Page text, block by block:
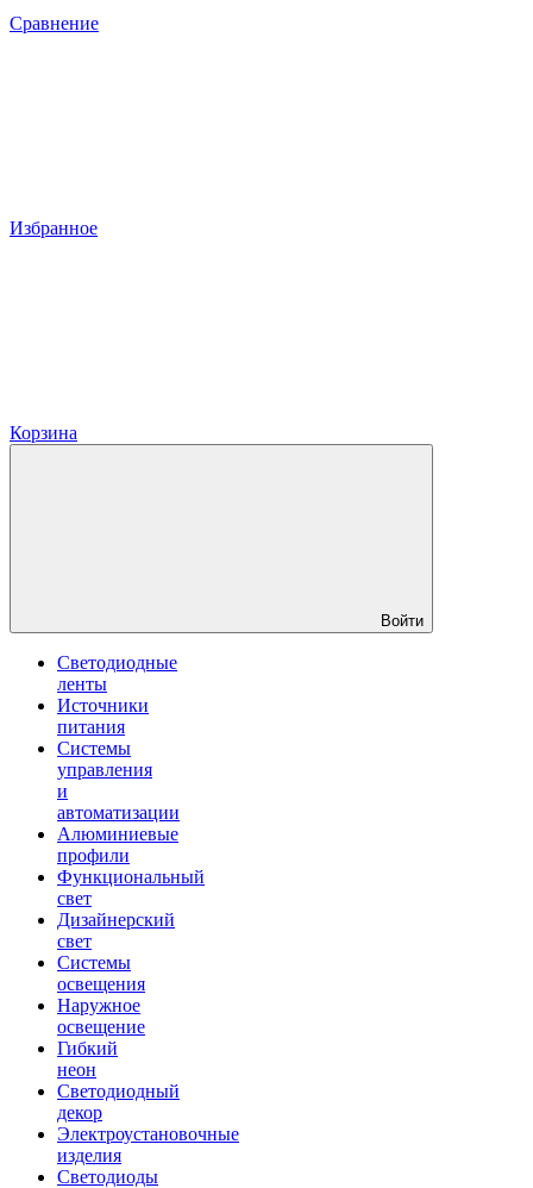
Сравнение
Избранное
Корзина
Войти
Светодиодные
ленты
Источники
питания
Системы
управления
и
автоматизации
Алюминиевые
профили
Функциональный
свет
Дизайнерский
свет
Системы
освещения
Наружное
освещение
Гибкий
неон
Светодиодный
декор
Электроустановочные
изделия
Светодиоды